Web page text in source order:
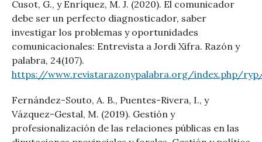
Cusot, G., y Enríquez, M. J. (2020). El comunicador
debe ser un perfecto diagnosticador, saber
investigar los problemas y oportunidades
comunicacionales: Entrevista a Jordi Xifra. Razón y
palabra, 24(107).
https://www.revistarazonypalabra.org/index.php/
Fernández-Souto, A. B., Puentes-Rivera, I., y
Vázquez-Gestal, M. (2019). Gestión y
profesionalización de las relaciones públicas en las